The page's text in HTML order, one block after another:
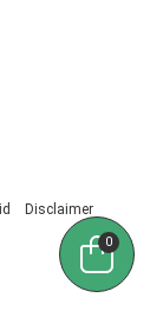
Disclaimer
0